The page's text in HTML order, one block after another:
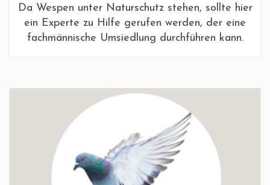
Da Wespen unter Naturschutz stehen, sollte hier
ein Experte zu Hilfe gerufen werden, der eine
fachmännische Umsiedlung durchführen kann.